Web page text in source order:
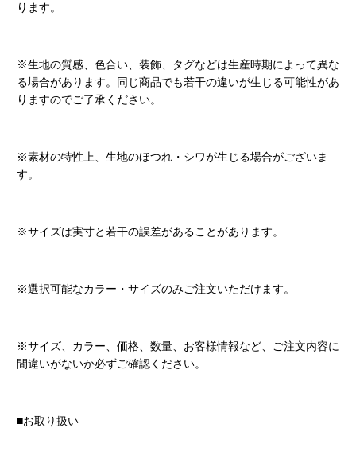
ります。
※生地の質感、色合い、装飾、タグなどは生産時期によって異な
る場合があります。同じ商品でも若干の違いが生じる可能性があ
りますのでご了承ください。
※素材の特性上、生地のほつれ・シワが生じる場合がございま
す。
※サイズは実寸と若干の誤差があることがあります。
※選択可能なカラー・サイズのみご注文いただけます。
※サイズ、カラー、価格、数量、お客様情報など、ご注文内容に
間違いがないか必ずご確認ください。
■お取り扱い